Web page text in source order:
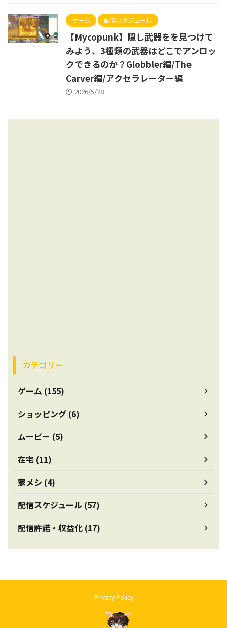
ゲーム 配信スケジュール
【Mycopunk】隠し武器をを見つけて
みよう、3種類の武器はどこでアンロッ
クできるのか？Globbler編/The
Carver編/アクセラレーター編
2026/5/28
カテゴリー
ゲーム (155)
ショッピング (6)
ムービー (5)
在宅 (11)
家メシ (4)
配信スケジュール (57)
配信許諾・収益化 (17)
Privacy Policy